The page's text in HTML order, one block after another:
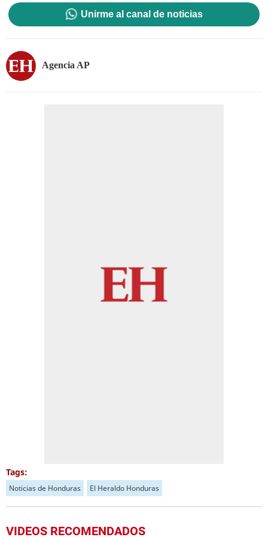
Unirme al canal de noticias
Agencia AP
Tags:
Noticias de Honduras El Heraldo Honduras
VIDEOS RECOMENDADOS